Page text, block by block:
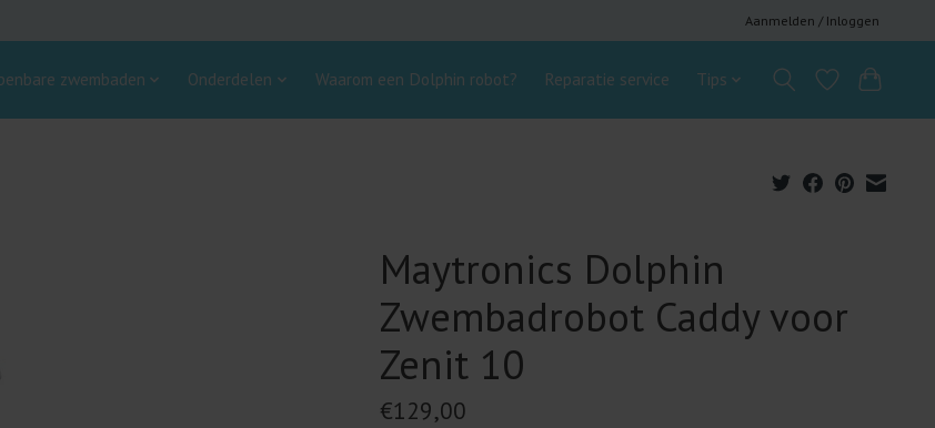
Aanmelden / Inloggen
zwembaden Onderdelen Waarom een Dolphin robot? Reparatie service Tips
Maytronics Dolphin
Zwembadrobot Caddy voor
Zenit 10
€129,00